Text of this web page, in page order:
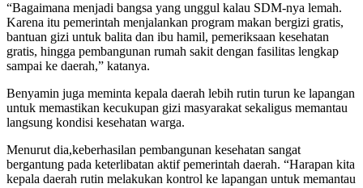
“Bagaimana menjadi bangsa yang unggul kalau SDM-nya lemah.
Karena itu pemerintah menjalankan program makan bergizi gratis,
bantuan gizi untuk balita dan ibu hamil, pemeriksaan kesehatan
gratis, hingga pembangunan rumah sakit dengan fasilitas lengkap
sampai ke daerah,” katanya.
Benyamin juga meminta kepala daerah lebih rutin turun ke lapangan
untuk memastikan kecukupan gizi masyarakat sekaligus memantau
langsung kondisi kesehatan warga.
Menurut dia,keberhasilan pembangunan kesehatan sangat
bergantung pada keterlibatan aktif pemerintah daerah. “Harapan kita
kepala daerah rutin melakukan kontrol ke lapangan untuk memantau